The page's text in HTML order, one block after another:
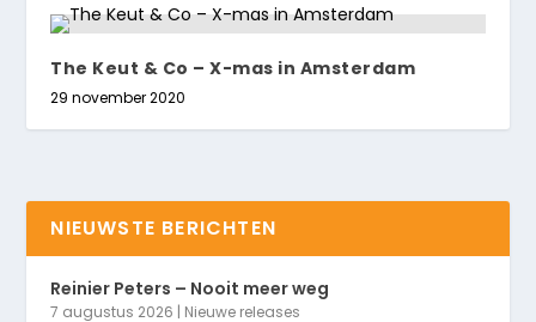
The Keut & Co – X-mas in Amsterdam
29 november 2020
NIEUWSTE BERICHTEN
Reinier Peters – Nooit meer weg
7 augustus 2026 | Nieuwe releases